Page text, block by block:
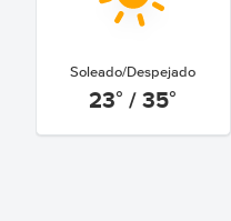
Soleado/Despejado
23° / 35°